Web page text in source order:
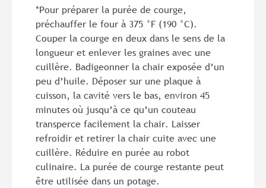
*Pour préparer la purée de courge,
préchauffer le four à 375 °F (190 °C).
Couper la courge en deux dans le sens de la
longueur et enlever les graines avec une
cuillère. Badigeonner la chair exposée d’un
peu d’huile. Déposer sur une plaque à
cuisson, la cavité vers le bas, environ 45
minutes où jusqu’à ce qu’un couteau
transperce facilement la chair. Laisser
refroidir et retirer la chair cuite avec une
cuillère. Réduire en purée au robot
culinaire. La purée de courge restante peut
être utilisée dans un potage.